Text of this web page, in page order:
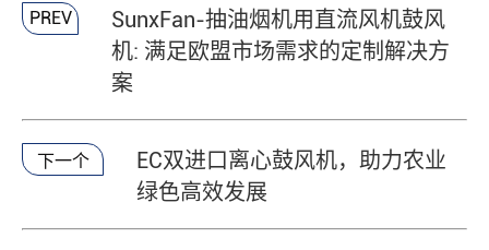
PREV
SunxFan-抽油烟机用直流风机鼓风
机: 满足欧盟市场需求的定制解决方
案
下一个
EC双进口离心鼓风机，助力农业
绿色高效发展